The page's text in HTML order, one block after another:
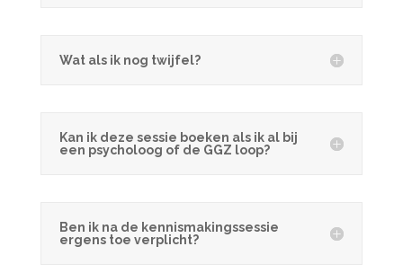
Wat als ik nog twijfel?
Kan ik deze sessie boeken als ik al bij
een psycholoog of de GGZ loop?
Ben ik na de kennismakingssessie
ergens toe verplicht?